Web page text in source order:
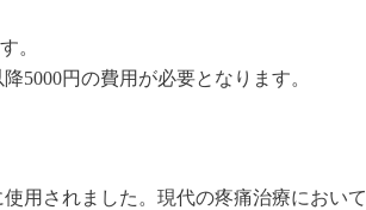
。
5000円の費用が必要となります。
用されました。現代の疼痛治療において